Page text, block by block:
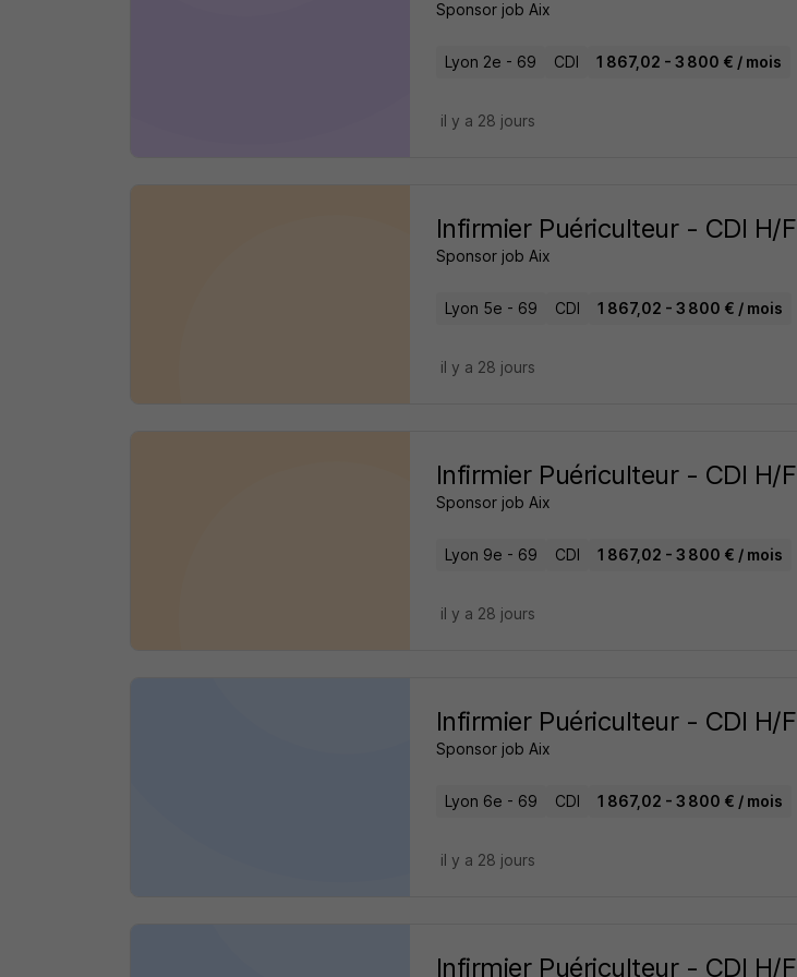
Sponsor job Aix
Lyon 2e - 69 CDI 1 867,02 - 3 800 € / mois
il y a 28 jours
Infirmier Puériculteur - CDI H/F
Sponsor job Aix
Lyon 5e - 69 CDI 1 867,02 - 3 800 € / mois
il y a 28 jours
Infirmier Puériculteur - CDI H/F
Sponsor job Aix
Lyon 9e - 69 CDI 1 867,02 - 3 800 € / mois
il y a 28 jours
Infirmier Puériculteur - CDI H/F
Sponsor job Aix
Lyon 6e - 69 CDI 1 867,02 - 3 800 € / mois
il y a 28 jours
Infirmier Puériculteur - CDI H/F